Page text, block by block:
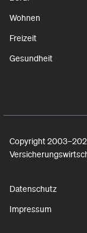
Wohnen
Freizeit
Gesundheit
Copyright
Datenschutz
Impressum